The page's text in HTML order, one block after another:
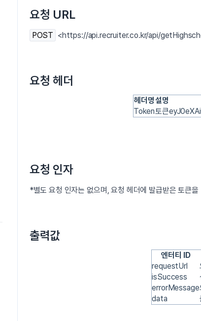
요청 URL
POST <https://api.recruiter.co.kr/api/
요청 헤더
헤더명설명
Token토큰
요청 인자
*별도 요청 인자는 없으며, 요청 헤더에 발급받은 토큰
출력값
엔터티 ID
requestUrl
isSuccess
errorMessage
data